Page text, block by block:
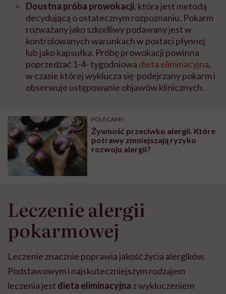
Doustna próba prowokacji, która jest metodą
decydującą o ostatecznym rozpoznaniu. Pokarm
rozważany jako szkodliwy podawany jest w
kontrolowanych warunkach w postaci płynnej
lub jako kapsułka. Próbę prowokacji powinna
poprzedzać 1-4- tygodniowa dieta eliminacyjna,
w czasie której wyklucza się podejrzany pokarm i
obserwuje ustępowanie objawów klinicznych.
POLECAMY
Żywność przeciwko alergii. Które
potrawy zmniejszają ryzyko
rozwoju alergii?
Leczenie alergii
pokarmowej
Leczenie znacznie poprawia jakość życia alergików.
Podstawowym i najskuteczniejszym rodzajem
leczenia jest dieta eliminacyjna z wykluczeniem